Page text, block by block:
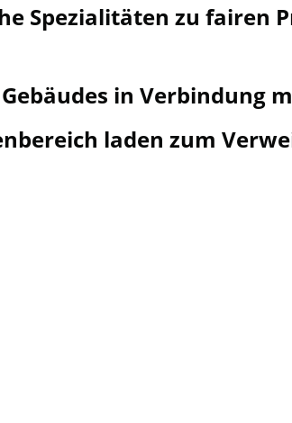
Spezialitäten zu fairen
in Verbindung
laden zum